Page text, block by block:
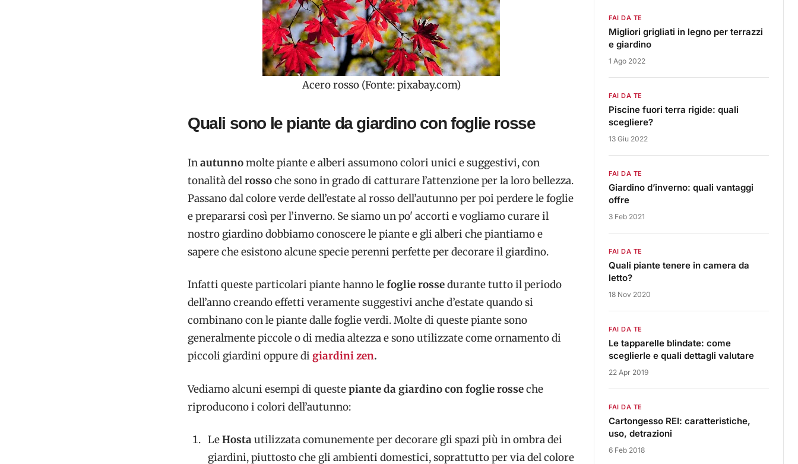
Acero rosso (Fonte: pixabay.com)
Quali sono le piante da giardino con foglie rosse
Inautunnomolte piante e alberi assumono colori unici e suggestivi, con
tonalità delrossoche sono in grado di catturare l’attenzione per la loro bellezza.
Passano dal colore verde dell’estate al rosso dell’autunno per poi perdere le foglie
e prepararsi così per l’inverno. Se siamo un po' accorti e vogliamo curare il
nostro giardino dobbiamo conoscere le piante e gli alberi che piantiamo e
sapere che esistono alcune specie perenni perfette per decorare il giardino.
Infatti queste particolari piante hanno lefoglie rossedurante tutto il periodo
dell’anno creando effetti veramente suggestivi anche d’estate quando si
combinano con le piante dalle foglie verdi. Molte di queste piante sono
generalmente piccole o di media altezza e sono utilizzate come ornamento di
piccoli giardini oppure di giardini zen.
Vediamo alcuni esempi di questepiante da giardino con foglie rosseche
riproducono i colori dell’autunno:
LeHostautilizzata comunemente per decorare gli spazi più in ombra dei
giardini, piuttosto che gli ambienti domestici, soprattutto per via del colore
FAI DA TE
Migliori grigliati in legno per terrazzi
e giardino
1 Ago 2022
FAI DA TE
Piscine fuori terra rigide: quali
scegliere?
13 Giu 2022
FAI DA TE
Giardino d’inverno: quali vantaggi
offre
3 Feb 2021
FAI DA TE
Quali piante tenere in camera da
letto?
18 Nov 2020
FAI DA TE
Le tapparelle blindate: come
sceglierle e quali dettagli valutare
22 Apr 2019
FAI DA TE
Cartongesso REI: caratteristiche,
uso, detrazioni
6 Feb 2018